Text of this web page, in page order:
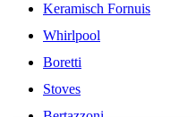
Keramisch Fornuis
Whirlpool
Boretti
Stoves